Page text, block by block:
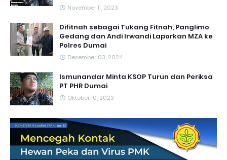
November 11, 2023
Difitnah sebagai Tukang Fitnah, Panglimo
Gedang dan Andi Irwandi Laporkan MZA ke
Polres Dumai
Desember 03, 2024
Ismunandar Minta KSOP Turun dan Periksa
PT PHR Dumai
Oktober 10, 2023